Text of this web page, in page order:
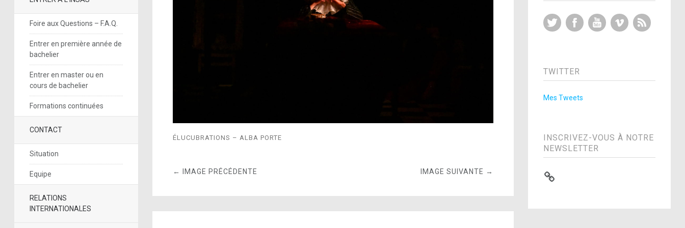
Foire aux Questions – F.A.Q.
Entrer en première année de
bachelier
Entrer en master ou en
cours de bachelier
Formations continuées
CONTACT
Situation
Equipe
RELATIONS
INTERNATIONALES
ÉLUCUBRATIONS – ALBA PORTE
← IMAGE PRÉCÉDENTE IMAGE SUIVANTE →
Twitter FacebookYouTubeVimeo
TWITTER
Mes Tweets
INSCRIVEZ-VOUS À NOTRE
NEWSLETTER